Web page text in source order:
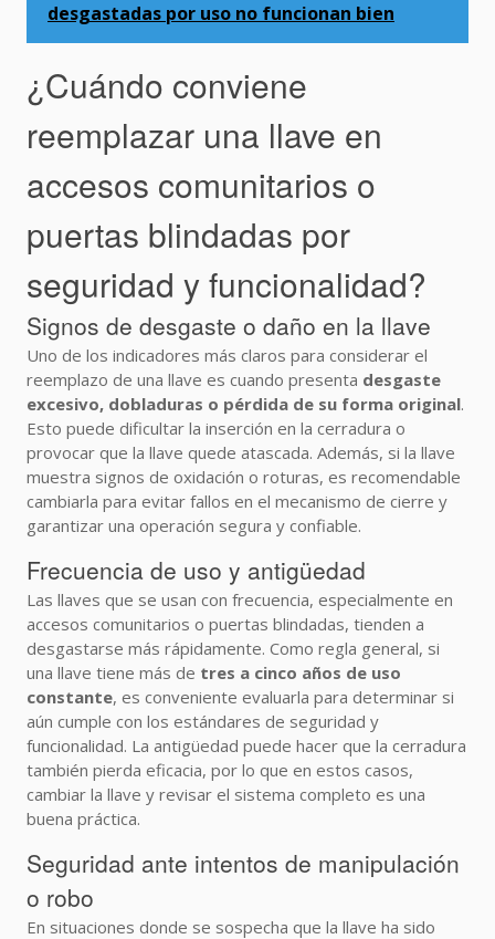
desgastadas por uso no funcionan bien
¿Cuándo conviene
reemplazar una llave en
accesos comunitarios o
puertas blindadas por
seguridad y funcionalidad?
Signos de desgaste o daño en la llave
Uno de los indicadores más claros para considerar el
reemplazo de una llave es cuando presenta desgaste
excesivo, dobladuras o pérdida de su forma original.
Esto puede dificultar la inserción en la cerradura o
provocar que la llave quede atascada. Además, si la llave
muestra signos de oxidación o roturas, es recomendable
cambiarla para evitar fallos en el mecanismo de cierre y
garantizar una operación segura y confiable.
Frecuencia de uso y antigüedad
Las llaves que se usan con frecuencia, especialmente en
accesos comunitarios o puertas blindadas, tienden a
desgastarse más rápidamente. Como regla general, si
una llave tiene más de tres a cinco años de uso
constante, es conveniente evaluarla para determinar si
aún cumple con los estándares de seguridad y
funcionalidad. La antigüedad puede hacer que la cerradura
también pierda eficacia, por lo que en estos casos,
cambiar la llave y revisar el sistema completo es una
buena práctica.
Seguridad ante intentos de manipulación
o robo
En situaciones donde se sospecha que la llave ha sido